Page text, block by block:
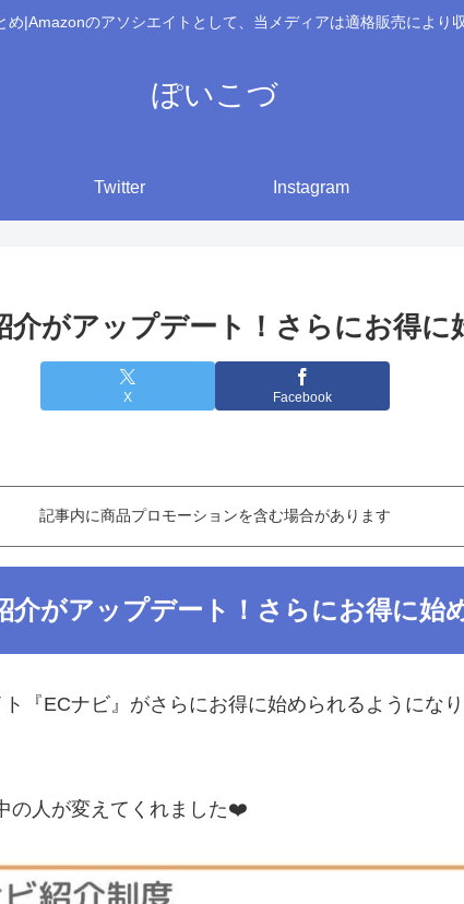
め|Amazonのアソシエイトとして、当メディアは適格販売により
ぽいこづ
Twitter Instagram
介がアップデート！さらにお得
X Facebook
記事内に商品プロモーションを含む場合があります
介がアップデート！さらにお得に始
『ECナビ』がさらにお得に始められるようにな
の人が変えてくれました❤️